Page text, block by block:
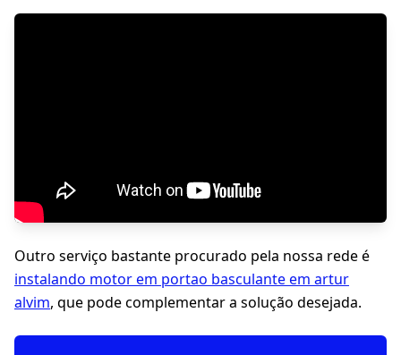
Outro serviço bastante procurado pela nossa rede é
instalando motor em portao basculante em artur
alvim, que pode complementar a solução desejada.